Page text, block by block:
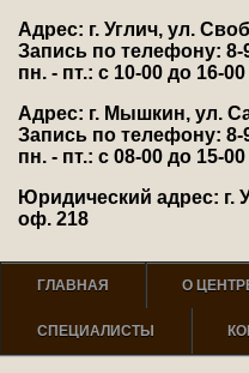
Адрес: г. Углич, ул.
Запись по телефону: 8-
пн. - пт.: с 10-00 до 16-00
Адрес: г. Мышкин, ул.
Запись по телефону: 8-
пн. - пт.: с 08-00 до 15-00
Юридический адрес: г.
оф. 218
ГЛАВНАЯ О
СПЕЦИАЛИСТЫ